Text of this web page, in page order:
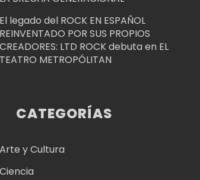
El legado del ROCK EN ESPAÑOL
REINVENTADO POR SUS PROPIOS
CREADORES: LTD ROCK debuta en EL
TEATRO METROPÓLITAN
CATEGORÍAS
Arte y Cultura
Ciencia